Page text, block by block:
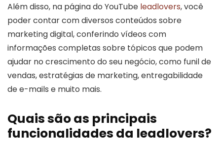
Além disso, na página do YouTube leadlovers, você
poder contar com diversos conteúdos sobre
marketing digital, conferindo vídeos com
informações completas sobre tópicos que podem
ajudar no crescimento do seu negócio, como funil de
vendas, estratégias de marketing, entregabilidade
de e-mails e muito mais.
Quais são as principais
funcionalidades da leadlovers?